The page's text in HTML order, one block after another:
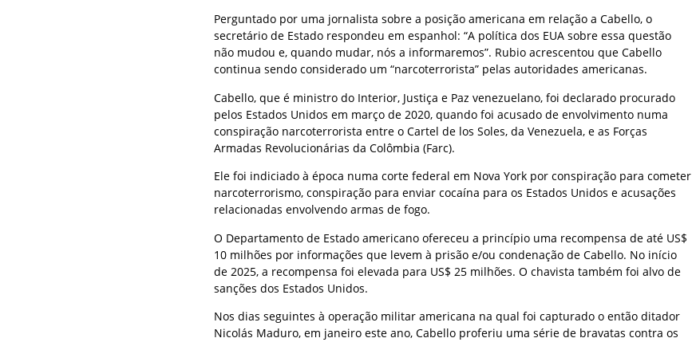
Perguntado por uma jornalista sobre a posição americana em relação a Cabello, o
secretário de Estado respondeu em espanhol: “A política dos EUA sobre essa questão
não mudou e, quando mudar, nós a informaremos”. Rubio acrescentou que Cabello
continua sendo considerado um “narcoterrorista” pelas autoridades americanas.
Cabello, que é ministro do Interior, Justiça e Paz venezuelano, foi declarado procurado
pelos Estados Unidos em março de 2020, quando foi acusado de envolvimento numa
conspiração narcoterrorista entre o Cartel de los Soles, da Venezuela, e as Forças
Armadas Revolucionárias da Colômbia (Farc).
Ele foi indiciado à época numa corte federal em Nova York por conspiração para cometer
narcoterrorismo, conspiração para enviar cocaína para os Estados Unidos e acusações
relacionadas envolvendo armas de fogo.
O Departamento de Estado americano ofereceu a princípio uma recompensa de até US$
10 milhões por informações que levem à prisão e/ou condenação de Cabello. No início
de 2025, a recompensa foi elevada para US$ 25 milhões. O chavista também foi alvo de
sanções dos Estados Unidos.
Nos dias seguintes à operação militar americana na qual foi capturado o então ditador
Nicolás Maduro, em janeiro este ano, Cabello proferiu uma série de bravatas contra os